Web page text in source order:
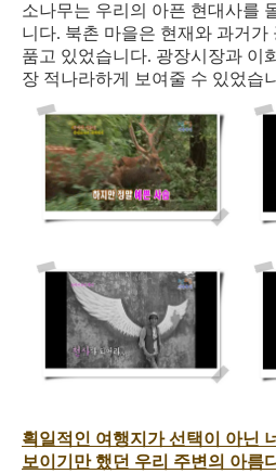
소나무는 우리의 아픈 현대사를
니다. 북촌 마을은 현재와 과거가
품고 있었습니다. 광장시장과 이
장 적나라하게 보여줄 수 있었습
획일적인 여행지가 선택이 아닌
보이기만 했던 우리 주변의 아름